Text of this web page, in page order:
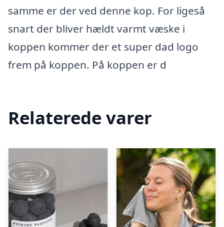
samme er der ved denne kop. For ligeså
snart der bliver hældt varmt væske i
koppen kommer der et super dad logo
frem på koppen. På koppen er d
Relaterede varer